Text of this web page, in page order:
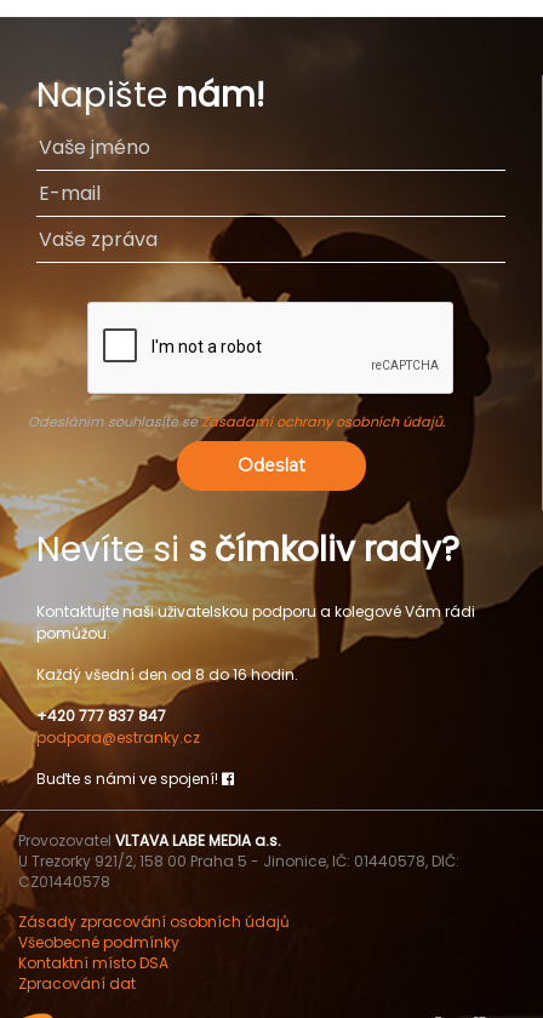
Napište nám!
Odesláním souhlasíte seZásadami ochrany osobních údajů.
Odeslat
Nevíte si s čímkoliv rady?
Kontaktujte naši uživatelskou podporu a kolegové Vám rádi
pomůžou.
Každý všední den od 8 do 16 hodin.
+420 777 837 847
podpora@estranky.cz
Buďte s námi ve spojení!
Provozovatel VLTAVA LABE MEDIA a.s.
U Trezorky 921/2, 158 00 Praha 5 - Jinonice, IČ: 01440578, DIČ:
CZ01440578
Zásady zpracování osobních údajů
Všeobecné podmínky
Kontaktní místo DSA
Zpracování dat